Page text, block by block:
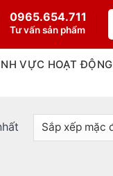
0965.654.711
Tư vấn sản phẩm
VỰC HOẠT ĐỘNG